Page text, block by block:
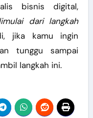
bisnis digital,
dari langkah
jika kamu ingin
tunggu sampai
langkah ini.